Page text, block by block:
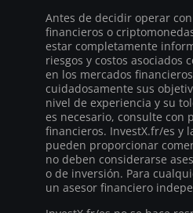
Antes de decidir operar
financieros o
estar completamente
riesgos y costos asociados
en los mercados
cuidadosamente sus
nivel de experiencia y su
es necesario, consulte con
financieros. InvestX.fr/es y
pueden proporcionar
no deben considerarse
o de inversión. Para
un asesor financiero